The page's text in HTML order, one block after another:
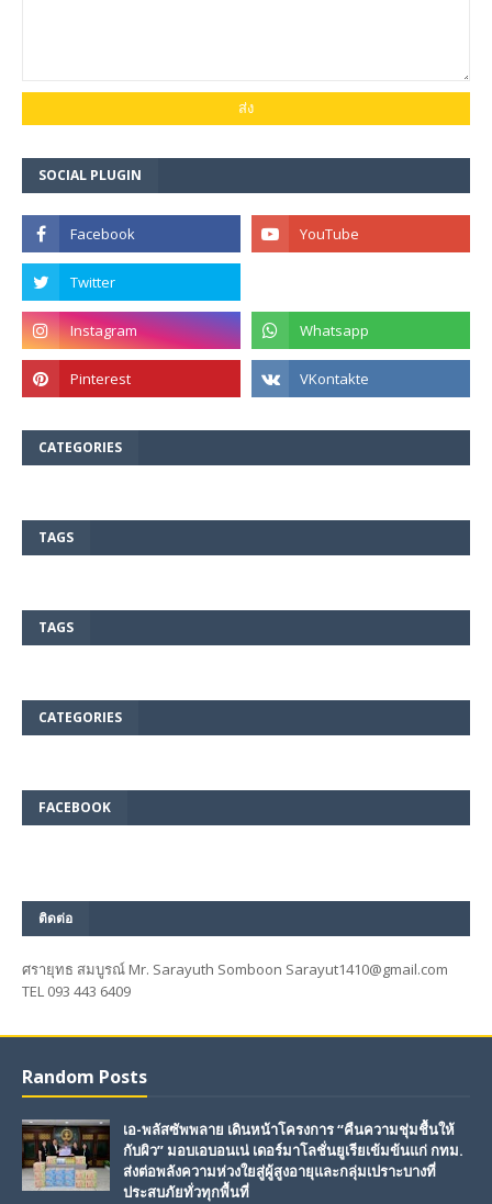
SOCIAL PLUGIN
CATEGORIES
TAGS
TAGS
CATEGORIES
FACEBOOK
ติดต่อ
ศรายุทธ สมบูรณ์ Mr. Sarayuth Somboon Sarayut1410@gmail.com
TEL 093 443 6409
Random Posts
เอ-พลัสซัพพลาย เดินหน้าโครงการ “คืนความชุ่มชื้นให้
กับผิว” มอบเอบอนเน่ เดอร์มาโลชั่นยูเรียเข้มข้นแก่ กทม.
ส่งต่อพลังความห่วงใยสู่ผู้สูงอายุและกลุ่มเปราะบางที่
ประสบภัยทั่วทุกพื้นที่